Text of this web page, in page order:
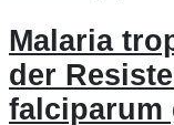
Malaria
der
falciparum